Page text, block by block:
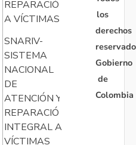
REPARACIÓN
A VÍCTIMAS
SNARIV-
SISTEMA
NACIONAL
DE
ATENCIÓN Y
REPARACIÓN
INTEGRAL A
VÍCTIMAS
los
derechos
Gobierno
de
Colombia